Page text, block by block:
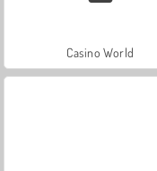
Casino World